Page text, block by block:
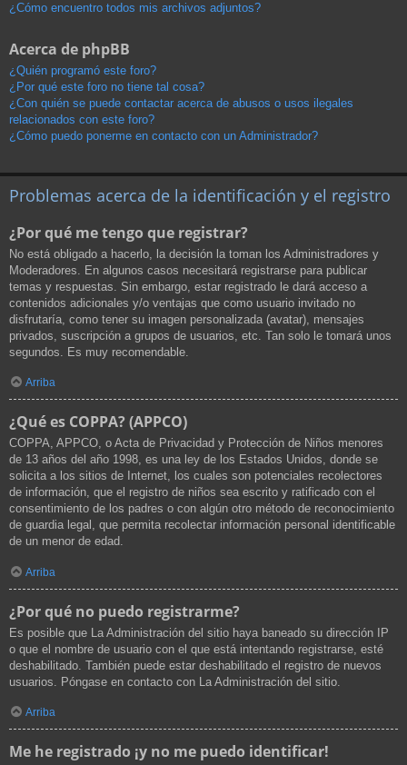
¿Cómo encuentro todos mis archivos adjuntos?
Acerca de phpBB
¿Quién programó este foro?
¿Por qué este foro no tiene tal cosa?
¿Con quién se puede contactar acerca de abusos o usos ilegales
relacionados con este foro?
¿Cómo puedo ponerme en contacto con un Administrador?
Problemas acerca de la identificación y el registro
¿Por qué me tengo que registrar?
No está obligado a hacerlo, la decisión la toman los Administradores y
Moderadores. En algunos casos necesitará registrarse para publicar
temas y respuestas. Sin embargo, estar registrado le dará acceso a
contenidos adicionales y/o ventajas que como usuario invitado no
disfrutaría, como tener su imagen personalizada (avatar), mensajes
privados, suscripción a grupos de usuarios, etc. Tan solo le tomará unos
segundos. Es muy recomendable.
Arriba
¿Qué es COPPA? (APPCO)
COPPA, APPCO, o Acta de Privacidad y Protección de Niños menores
de 13 años del año 1998, es una ley de los Estados Unidos, donde se
solicita a los sitios de Internet, los cuales son potenciales recolectores
de información, que el registro de niños sea escrito y ratificado con el
consentimiento de los padres o con algún otro método de reconocimiento
de guardia legal, que permita recolectar información personal identificable
de un menor de edad.
Arriba
¿Por qué no puedo registrarme?
Es posible que La Administración del sitio haya baneado su dirección IP
o que el nombre de usuario con el que está intentando registrarse, esté
deshabilitado. También puede estar deshabilitado el registro de nuevos
usuarios. Póngase en contacto con La Administración del sitio.
Arriba
Me he registrado ¡y no me puedo identificar!